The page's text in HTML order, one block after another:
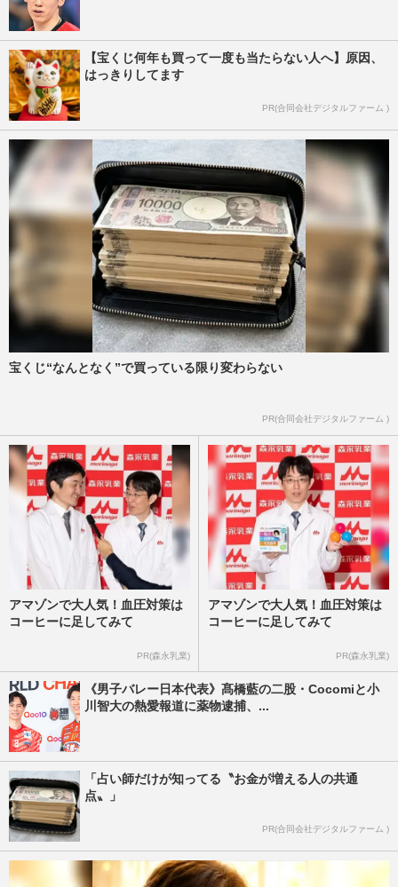
【宝くじ何年も買って一度も当たらない人へ】原因、
はっきりしてます
PR(合同会社デジタルファーム )
宝くじ“なんとなく”で買っている限り変わらない
PR(合同会社デジタルファーム )
アマゾンで大人気！血圧対策は
コーヒーに足してみて
PR(森永乳業)
アマゾンで大人気！血圧対策は
コーヒーに足してみて
PR(森永乳業)
《男子バレー日本代表》髙橋藍の二股・Cocomiと小
川智大の熱愛報道に薬物逮捕、...
「占い師だけが知ってる〝お金が増える人の共通
点〟」
PR(合同会社デジタルファーム )